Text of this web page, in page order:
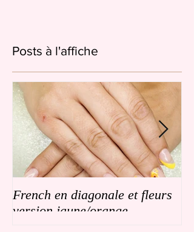
Posts à l'affiche
French en diagonale et fleurs
version jaune/orange